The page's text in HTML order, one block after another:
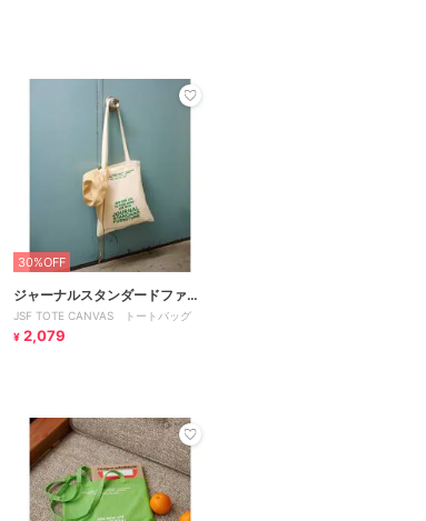
30%OFF
ジャーナルスタンダードファニ
チャー
JSF TOTE CANVAS トートバッグ
¥ 2,079